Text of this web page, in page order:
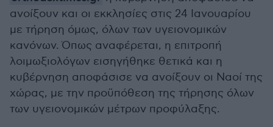
ανοίξουν και οι εκκλησίες στις 24 Ιανουαρίου
με τήρηση όμως, όλων των υγειονομικών
κανόνων. Όπως αναφέρεται, η επιτροπή
λοιμωξιολόγων εισηγήθηκε θετικά και η
κυβέρνηση αποφάσισε να ανοίξουν οι Ναοί της
χώρας, με την προϋπόθεση της τήρησης όλων
των υγειονομικών μέτρων προφύλαξης.